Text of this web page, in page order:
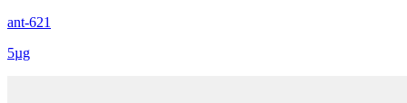
ant-621
5µg